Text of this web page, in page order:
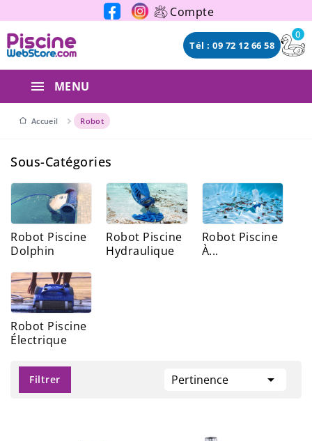
Panneau de gestion des cookiesCompte
Tél : 09 72 12 66 58
0
MENU
Accueil Robot
Sous-Catégories
Robot Piscine
Dolphin
Robot Piscine
Hydraulique
Robot Piscine
À...
Robot Piscine
Électrique
Filtrer Pertinence 